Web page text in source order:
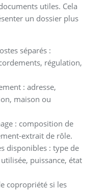
utiles. Cela
un dossier plus
séparés :
régulation,
: adresse,
maison ou
: composition de
extrait de rôle.
disponibles : type de
puissance, état
copropriété si les